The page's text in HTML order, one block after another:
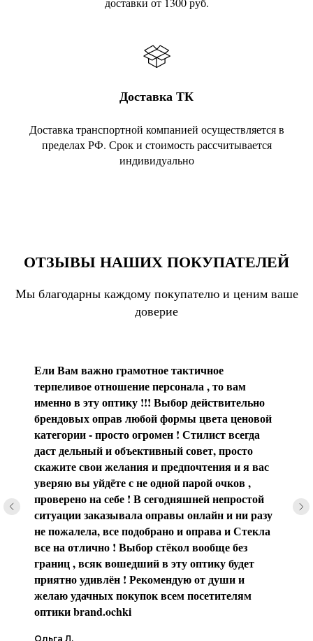
Доставка ТК
Доставка транспортной компанией осуществляется в
пределах РФ. Срок и стоимость рассчитывается
индивидуально
ОТЗЫВЫ НАШИХ ПОКУПАТЕЛЕЙ
Мы благодарны каждому покупателю и ценим ваше
доверие
Ели Вам важно грамотное тактичное
терпеливое отношение персонала , то вам
именно в эту оптику !!! Выбор действительно
брендовых оправ любой формы цвета ценовой
категории - просто огромен ! Стилист всегда
даст дельный и объективный совет, просто
скажите свои желания и предпочтения и я вас
уверяю вы уйдёте с не одной парой очков ,
проверено на себе ! В сегодняшней непростой
ситуации заказывала оправы онлайн и ни разу
не пожалела, все подобрано и оправа и Стекла
все на отлично ! Выбор стёкол вообще без
границ , всяк вошедший в эту оптику будет
приятно удивлён ! Рекомендую от души и
желаю удачных покупок всем посетителям
оптики brаnd.ochki
Ольга Л.